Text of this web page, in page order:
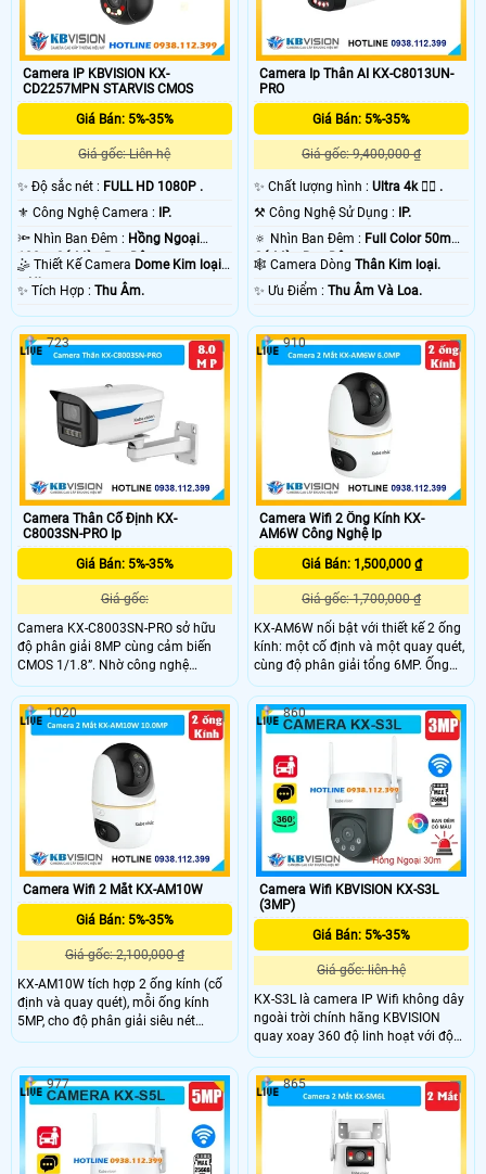
Camera IP KBVISION KX-
CD2257MPN STARVIS CMOS
Giá Bán: 5%-35%
Giá gốc: Liên hệ
✨ Độ sắc nét : FULL HD 1080P .
⚜️ Công Nghệ Camera :
IP.
🔦 Nhìn Ban Đêm : Hồng Ngoại
100m Có Màu Ban Ðêm.
🤹 Thiết Kế Camera Dome Kim loại
+ Nhựa.
️✨ Tích Hợp : Thu Âm.
Camera Ip Thân AI KX-C8013UN-
PRO
Giá Bán: 5%-35%
Giá gốc: 9,400,000 ₫
✨ Chất lượng hình :Ultra 4k 👍🏾 .
⚒ Công Nghệ Sử Dụng :
IP.
🔅 Nhìn Ban Đêm : Full Color 50m
Có Màu Ban Ðêm.
🕸️ Camera DòngThân Kim loại.
️✨ Ưu Điểm :Thu Âm Và Loa.
Camera Thân Cố Định KX-
C8003SN-PRO Ip
Giá Bán: 5%-35%
Giá gốc:
Camera KX-C8003SN-PRO sở hữu
độ phân giải 8MP cùng cảm biến
CMOS 1/1.8”. Nhờ công nghệ
Starlight với độ nhạy sáng 0.0008
Lux @ F1.0, camera cho hình ảnh rõ
nét trong điều kiện ánh sáng cực
thấp, kết hợp WDR 120dB và LED
ánh sáng ấm hỗ trợ quan sát ban
đêm hiệu quả đến 50m.
723
Camera Wifi 2 Ống Kính KX-
AM6W Công Nghệ Ip
Giá Bán: 1,500,000 ₫
Giá gốc: 1,700,000 ₫
KX-AM6W nổi bật với thiết kế 2 ống
kính: một cố định và một quay quét,
cùng độ phân giải tổng 6MP. Ống
kính quay có khả năng xoay ngang
349°, dọc -5~90°, tích hợp hồng
ngoại và LED sáng ấm cho hình ảnh
rõ nét ngày đêm. Tất cả điều khiển
dễ dàng qua ứng dụng KBView Plus.
910
Camera Wifi 2 Mắt KX-AM10W
Giá Bán: 5%-35%
Giá gốc: 2,100,000 ₫
KX-AM10W tích hợp 2 ống kính (cố
định và quay quét), mỗi ống kính
5MP, cho độ phân giải siêu nét
10MP. Góc nhìn rộng 86°, quay
hồng ngoại và LED sáng ấm giúp
ghi hình rõ nét cả ngày lẫn đêm.
Điều khiển trực tiếp dễ dàng qua
ứng dụng KBView Plus.
1020
Camera Wifi KBVISION KX-S3L
(3MP)
Giá Bán: 5%-35%
Giá gốc: liên hệ
KX-S3L là camera IP Wifi không dây
ngoài trời chính hãng KBVISION
quay xoay 360 độ linh hoạt với độ
phân giải 3MP sắc nét. Camera tích
hợp hồng ngoại 30m, công nghệ
ánh sáng kép Full Color, đàm thoại
2 chiều và khe cắm thẻ nhớ lên đến
256GB. Ngoài ra, camera còn có khả
năng phân biệt người và xe, tích hợp
báo động thông minh, đạt chuẩn
860
977 865